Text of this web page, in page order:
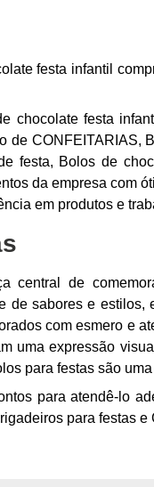
festa infantil
chocolate festa
de CONFEITARIAS,
festa, Bolos de
da empresa com
em produtos e
central de
de sabores e
com esmero e
uma expressão
para festas são
para atendê-lo
para festas